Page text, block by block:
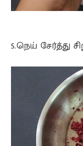
5.நெய் சேர்த்து